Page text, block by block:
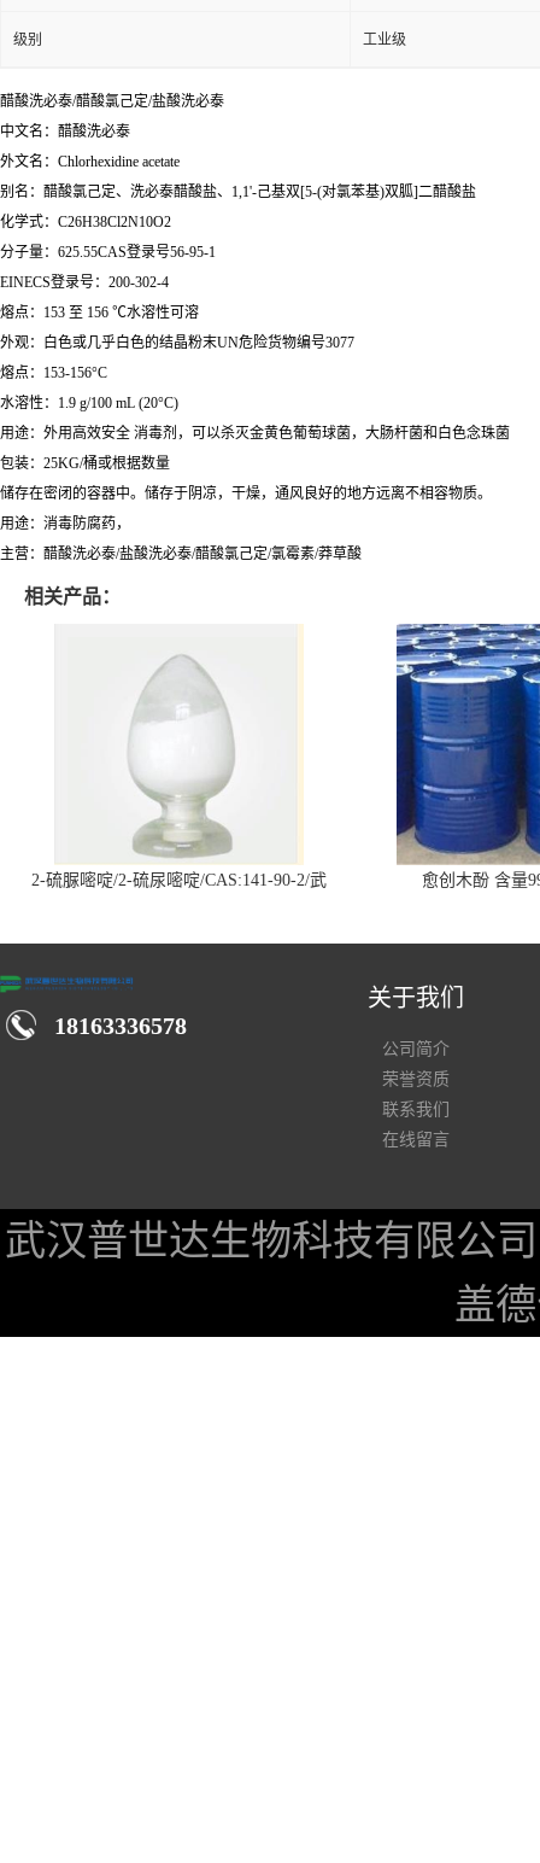
级别 工业级
醋酸洗必泰/醋酸氯己定/盐酸洗必泰
中文名：醋酸洗必泰
外文名：Chlorhexidine acetate
别名：醋酸氯己定、洗必泰醋酸盐、1,1'-己基双[5-(对氯苯基)双胍]二醋酸盐
化学式：C26H38Cl2N10O2
分子量：625.55CAS登录号56-95-1
EINECS登录号：200-302-4
熔点：153 至 156 ℃水溶性可溶
外观：白色或几乎白色的结晶粉末UN危险货物编号3077
熔点：153-156°C
水溶性：1.9 g/100 mL (20°C)
用途：外用高效安全 消毒剂，可以杀灭金黄色葡萄球菌，大肠杆菌和白色念珠菌
包装：25KG/桶或根据数量
储存在密闭的容器中。储存于阴凉，干燥，通风良好的地方远离不相容物质。
用途：消毒防腐药，
主营：醋酸洗必泰/盐酸洗必泰/醋酸氯己定/氯霉素/莽草酸
相关产品：
2-硫脲嘧啶/2-硫尿嘧啶/CAS:141-90-2/武
愈创木酚 含量
18163336578
关于我们
公司简介
荣誉资质
联系我们
在线留言
武汉普世达生物科技有限公司
盖